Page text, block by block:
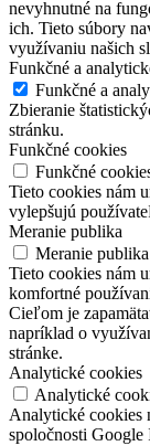
nevyhnutné na
ich. Tieto súbory
využívaniu našich
Funkčné a
Funkčné a
Zbieranie
stránku.
Funkčné cookies
Funkčné
Tieto cookies nám
vylepšujú
Meranie publika
Meranie publika
Tieto cookies nám
komfortné
Cieľom je
napríklad o
stránke.
Analytické cookies
Analytické
Analytické cookies
spoločnosti Google